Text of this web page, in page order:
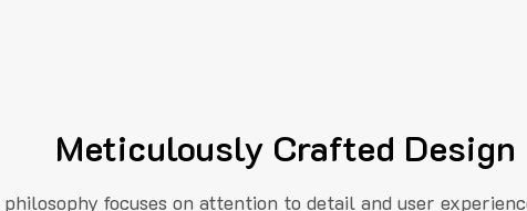
Meticulously Crafted Design
philosophy focuses on attention to detail and user